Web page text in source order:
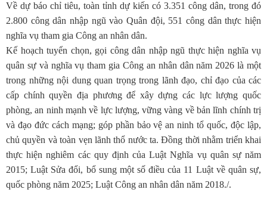
Về dự báo chỉ tiêu, toàn tỉnh dự kiến có 3.351 công dân, trong đó
2.800 công dân nhập ngũ vào Quân đội, 551 công dân thực hiện
nghĩa vụ tham gia Công an nhân dân.
Kế hoạch tuyển chọn, gọi công dân nhập ngũ thực hiện nghĩa vụ
quân sự và nghĩa vụ tham gia Công an nhân dân năm 2026 là một
trong những nội dung quan trọng trong lãnh đạo, chỉ đạo của các
cấp chính quyền địa phương để xây dựng các lực lượng quốc
phòng, an ninh mạnh về lực lượng, vững vàng về bản lĩnh chính trị
và đạo đức cách mạng; góp phần bảo vệ an ninh tổ quốc, độc lập,
chủ quyền và toàn vẹn lãnh thổ nước ta. Đồng thời nhằm triển khai
thực hiện nghiêm các quy định của Luật Nghĩa vụ quân sự năm
2015; Luật Sửa đổi, bổ sung một số điều của 11 Luật về quân sự,
quốc phòng năm 2025; Luật Công an nhân dân năm 2018./.